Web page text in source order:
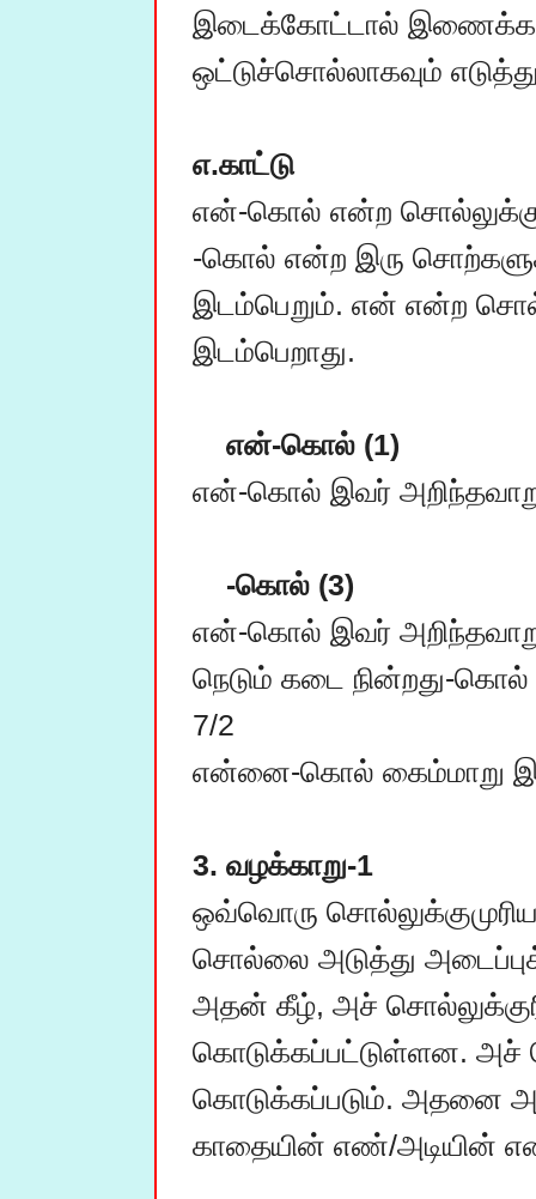
இடைக்கோட்டால்
ஒட்டுச்சொல்லாகவும்
எ.காட்டு
என்-கொல் என்ற
-கொல் என்ற இரு
இடம்பெறும். என் என்ற
இடம்பெறாது.
என்-கொல் (1)
என்-கொல் இவர்
-கொல் (3)
என்-கொல் இவர்
நெடும் கடை நின்றது-
7/2
என்னை-கொல் கைம்மாறு
3. வழக்காறு-1
ஒவ்வொரு
சொல்லை அடுத்து
அதன் கீழ், அச்
கொடுக்கப்பட்டுள்ளன. அச்
கொடுக்கப்படும். அதனை
காதையின் எண்/அடியின்